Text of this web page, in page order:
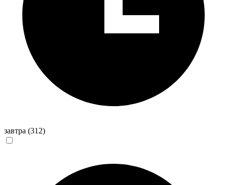
завтра (312)